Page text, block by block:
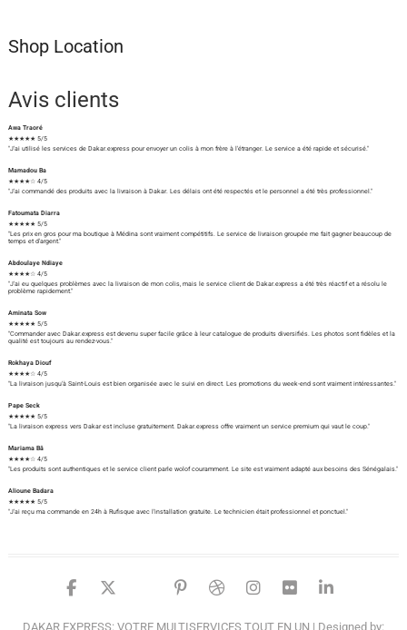
Shop Location
Avis clients
Awa Traoré
★★★★★ 5/5
"J'ai utilisé les services de Dakar.express pour envoyer un colis à mon frère à l'étranger. Le service a été rapide et sécurisé."
Mamadou Ba
★★★★☆ 4/5
"J'ai commandé des produits avec la livraison à Dakar. Les délais ont été respectés et le personnel a été très professionnel."
Fatoumata Diarra
★★★★★ 5/5
"Les prix en gros pour ma boutique à Médina sont vraiment compétitifs. Le service de livraison groupée me fait gagner beaucoup de
temps et d'argent."
Abdoulaye Ndiaye
★★★★☆ 4/5
"J'ai eu quelques problèmes avec la livraison de mon colis, mais le service client de Dakar.express a été très réactif et a résolu le
problème rapidement."
Aminata Sow
★★★★★ 5/5
"Commander avec Dakar.express est devenu super facile grâce à leur catalogue de produits diversifiés. Les photos sont fidèles et la
qualité est toujours au rendez-vous."
Rokhaya Diouf
★★★★☆ 4/5
"La livraison jusqu'à Saint-Louis est bien organisée avec le suivi en direct. Les promotions du week-end sont vraiment intéressantes."
Pape Seck
★★★★★ 5/5
"La livraison express vers Dakar est incluse gratuitement. Dakar.express offre vraiment un service premium qui vaut le coup."
Mariama Bâ
★★★★☆ 4/5
"Les produits sont authentiques et le service client parle wolof couramment. Le site est vraiment adapté aux besoins des Sénégalais."
Alioune Badara
★★★★★ 5/5
"J'ai reçu ma commande en 24h à Rufisque avec l'installation gratuite. Le technicien était professionnel et ponctuel."
facebook
twitter
google
pinterest
dribbble
instagram
flickr
DAKAR EXPRESS: VOTRE MULTISERVICES TOUT EN UN | Designed by: